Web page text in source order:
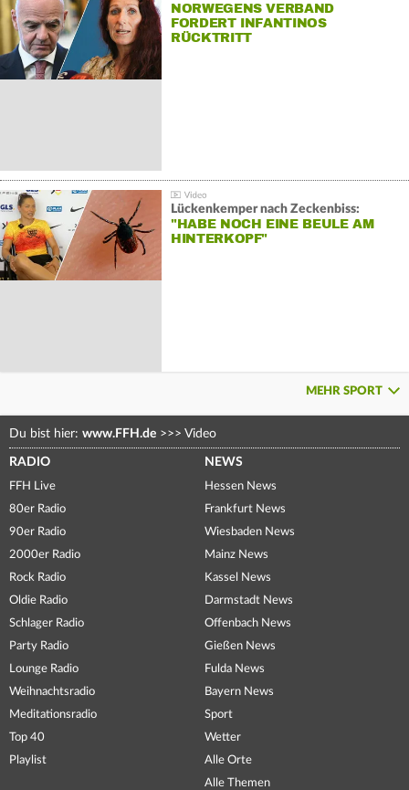
NORWEGENS VERBAND
FORDERT INFANTINOS
RÜCKTRITT
Lückenkemper nach Zeckenbiss:
"HABE NOCH EINE BEULE AM
HINTERKOPF"
MEHR SPORT
Du bist hier: www.FFH.de >>> Video
RADIO
FFH Live
80er Radio
90er Radio
2000er Radio
Rock Radio
Oldie Radio
Schlager Radio
Party Radio
Lounge Radio
Weihnachtsradio
Meditationsradio
Top 40
Playlist
NEWS
Hessen News
Frankfurt News
Wiesbaden News
Mainz News
Kassel News
Darmstadt News
Offenbach News
Gießen News
Fulda News
Bayern News
Sport
Wetter
Alle Orte
Alle Themen